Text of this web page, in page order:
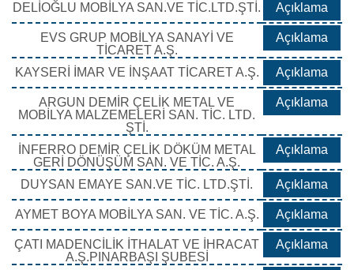
DELİOĞLU MOBİLYA SAN.VE TİC.LTD.ŞTİ. Açıklama
EVS GRUP MOBİLYA SANAYİ VE
TİCARET A.Ş.
Açıklama
KAYSERİ İMAR VE İNŞAAT TİCARET A.Ş. Açıklama
ARGUN DEMİR ÇELİK METAL VE
MOBİLYA MALZEMELERİ SAN. TİC. LTD.
ŞTİ.
Açıklama
İNFERRO DEMİR ÇELİK DÖKÜM METAL
GERİ DÖNÜŞÜM SAN. VE TİC. A.Ş.
Açıklama
DUYSAN EMAYE SAN.VE TİC. LTD.ŞTİ. Açıklama
AYMET BOYA MOBİLYA SAN. VE TİC. A.Ş. Açıklama
ÇATI MADENCİLİK İTHALAT VE İHRACAT
A.Ş.PINARBAŞI ŞUBESİ
Açıklama